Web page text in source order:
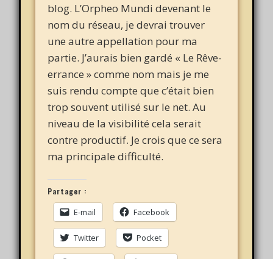
blog. L’Orpheo Mundi devenant le
nom du réseau, je devrai trouver
une autre appellation pour ma
partie. J’aurais bien gardé « Le Rêve-
errance » comme nom mais je me
suis rendu compte que c’était bien
trop souvent utilisé sur le net. Au
niveau de la visibilité cela serait
contre productif. Je crois que ce sera
ma principale difficulté.
Partager :
E-mail Facebook
Twitter Pocket